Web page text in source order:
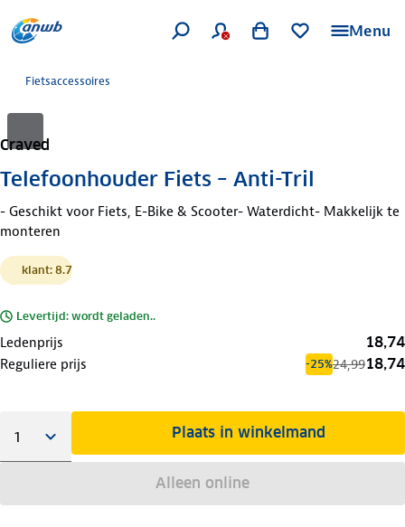
Menu
Fietsaccessoires
Craved
Telefoonhouder Fiets – Anti-Tril
- Geschikt voor Fiets, E-Bike & Scooter- Waterdicht- Makkelijk te
monteren
klant: 8.7
Levertijd: wordt geladen..
Ledenprijs 18,74
Reguliere prijs -25%24,9918,74
Plaats in winkelmand
Alleen online